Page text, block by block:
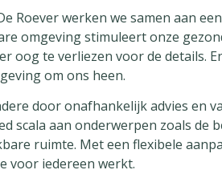
Roever werken we samen aan
omgeving stimuleert onze
oog te verliezen voor de details.
om ons heen.
door onafhankelijk advies en
scala aan onderwerpen zoals
ruimte. Met een flexibele
voor iedereen werkt.